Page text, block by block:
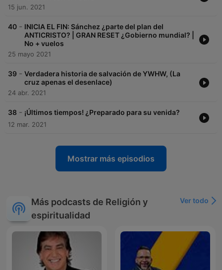
15 jun. 2021
40 - INICIA EL FIN: Sánchez ¿parte del plan del
ANTICRISTO? | GRAN RESET ¿Gobierno mundial? |
No + vuelos
25 mayo 2021
39 - Verdadera historia de salvación de YWHW, (La
cruz apenas el desenlace)
24 abr. 2021
38 - ¡Últimos tiempos! ¿Preparado para su venida?
12 mar. 2021
Mostrar más episodios
Más podcasts de Religión y
espiritualidad
Ver todo